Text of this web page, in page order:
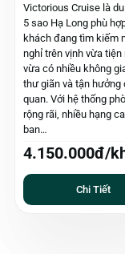
Victorious Cruise là
5 sao Hạ Long phù
khách đang tìm kiếm
nghỉ trên vịnh vừa tiện
vừa có nhiều không
thư giãn và tận hưởng
quan. Với hệ thống
rộng rãi, nhiều hạng
ban…
4.150.000đ/
Chi Tiết